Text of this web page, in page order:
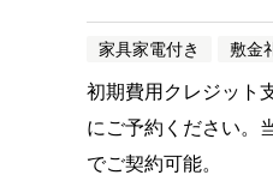
家具家電付き 敷金
初期費用クレジット
にご予約ください。
でご契約可能。